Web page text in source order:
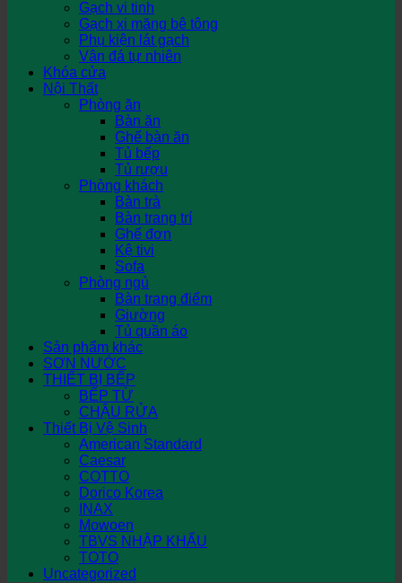
Gạch vi tinh
Gạch xi măng bê tông
Phụ kiện lát gạch
Vân đá tự nhiên
Khóa cửa
Nội Thất
Phòng ăn
Bàn ăn
Ghế bàn ăn
Tủ bếp
Tủ rượu
Phòng khách
Bàn trà
Bàn trang trí
Ghế đơn
Kệ tivi
Sofa
Phòng ngủ
Bàn trang điểm
Giường
Tủ quần áo
Sản phẩm khác
SƠN NƯỚC
THIẾT BỊ BẾP
BẾP TỪ
CHẬU RỬA
Thiết Bị Vệ Sinh
American Standard
Caesar
COTTO
Dorico Korea
INAX
Mowoen
TBVS NHẬP KHẨU
TOTO
Uncategorized